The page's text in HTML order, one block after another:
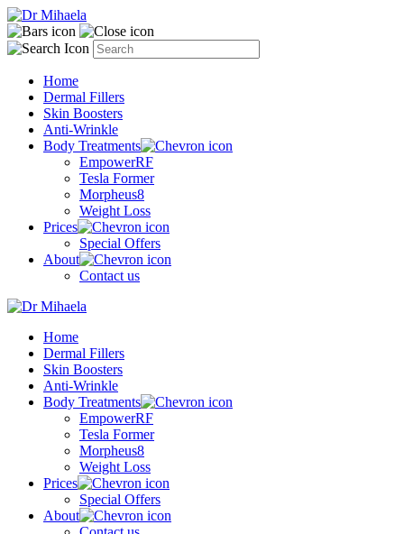
Home
Dermal Fillers
Skin Boosters
Anti-Wrinkle
Body Treatments
EmpowerRF
Tesla Former
Morpheus8
Weight Loss
Prices
Special Offers
About
Contact us
Home
Dermal Fillers
Skin Boosters
Anti-Wrinkle
Body Treatments
EmpowerRF
Tesla Former
Morpheus8
Weight Loss
Prices
Special Offers
About